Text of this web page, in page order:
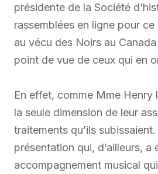
présidente de la Société
rassemblées en ligne pour
au vécu des Noirs au
point de vue de ceux qui en
En effet, comme Mme Henry
la seule dimension de leur
traitements qu’ils
présentation qui, d’ailleurs,
accompagnement musical